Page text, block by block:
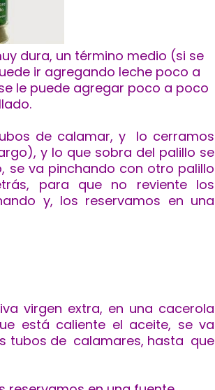
dura, un término medio (si se
ir agregando leche poco a
le puede agregar poco a poco
de calamar, y lo cerramos
y lo que sobra del palillo se
se va pinchando con otro palillo
para que no reviente los
y, los reservamos en una
virgen extra, en una cacerola
está caliente el aceite, se va
tubos de calamares, hasta que